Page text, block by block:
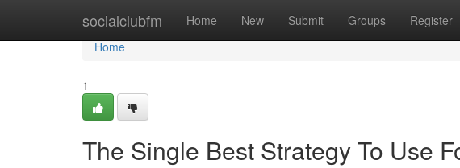
socialclubfm Home New Submit Groups Register
Home
Home
1
The Single Best Strategy To Use